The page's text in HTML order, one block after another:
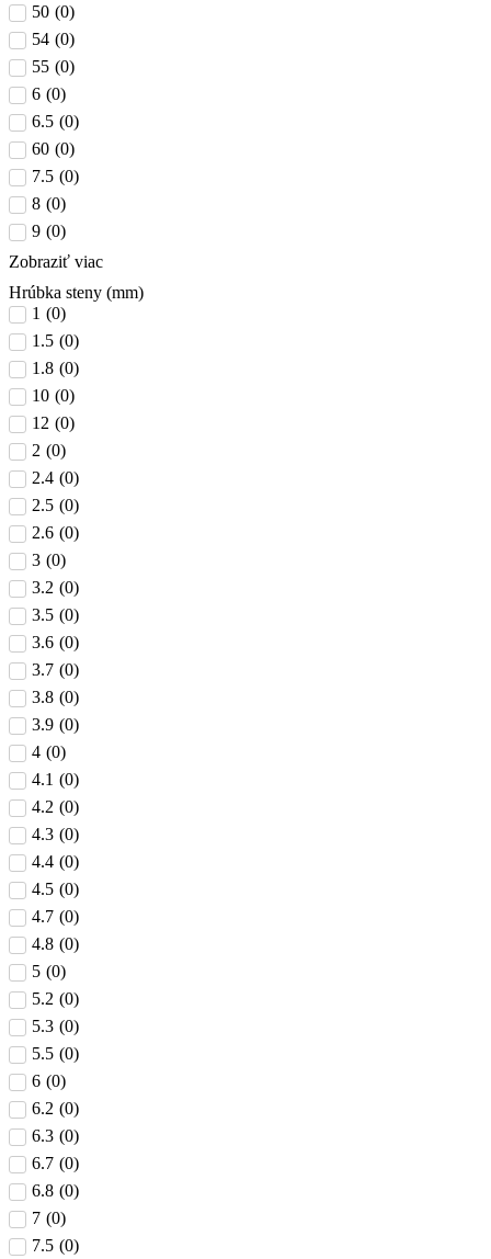
50 (0)
54 (0)
55 (0)
6 (0)
6.5 (0)
60 (0)
7.5 (0)
8 (0)
9 (0)
Zobraziť viac
Hrúbka steny (mm)
1 (0)
1.5 (0)
1.8 (0)
10 (0)
12 (0)
2 (0)
2.4 (0)
2.5 (0)
2.6 (0)
3 (0)
3.2 (0)
3.5 (0)
3.6 (0)
3.7 (0)
3.8 (0)
3.9 (0)
4 (0)
4.1 (0)
4.2 (0)
4.3 (0)
4.4 (0)
4.5 (0)
4.7 (0)
4.8 (0)
5 (0)
5.2 (0)
5.3 (0)
5.5 (0)
6 (0)
6.2 (0)
6.3 (0)
6.7 (0)
6.8 (0)
7 (0)
7.5 (0)